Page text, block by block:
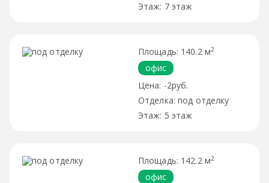
7 этаж
140.2 м2
офис
-2руб.
под отделку
5 этаж
142.2 м2
офис